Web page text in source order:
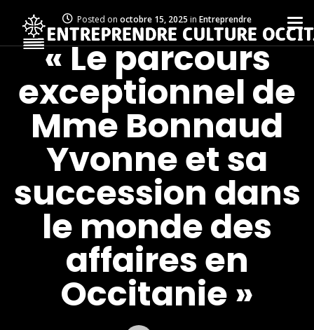
Posted on octobre 15, 2025 in Entreprendre
« Le parcours
exceptionnel de
Mme Bonnaud
Yvonne et sa
succession dans
le monde des
affaires en
Occitanie »